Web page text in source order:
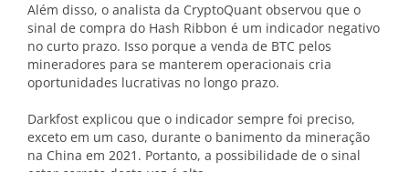
Além disso, o analista da CryptoQuant observou que o
sinal de compra do Hash Ribbon é um indicador negativo
no curto prazo. Isso porque a venda de BTC pelos
mineradores para se manterem operacionais cria
oportunidades lucrativas no longo prazo.
Darkfost explicou que o indicador sempre foi preciso,
exceto em um caso, durante o banimento da mineração
na China em 2021. Portanto, a possibilidade de o sinal